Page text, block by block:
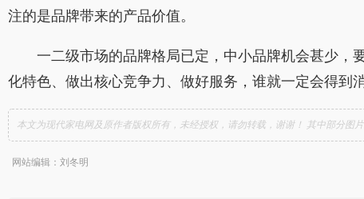
注的是品牌带来的产品价值。
一二级市场的品牌格局已定，中小品牌机会甚少，要
化特色、做出核心竞争力、做好服务，谁就一定会得到
本文为现代家电网及原作者版权所有，未经授权，请勿转载，谢谢！ 其中部分图
网站编辑：刘冬明